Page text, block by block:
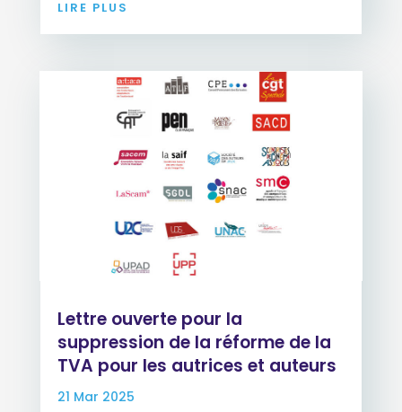
LIRE PLUS
Lettre ouverte pour la
suppression de la réforme de la
TVA pour les autrices et auteurs
21 Mar 2025